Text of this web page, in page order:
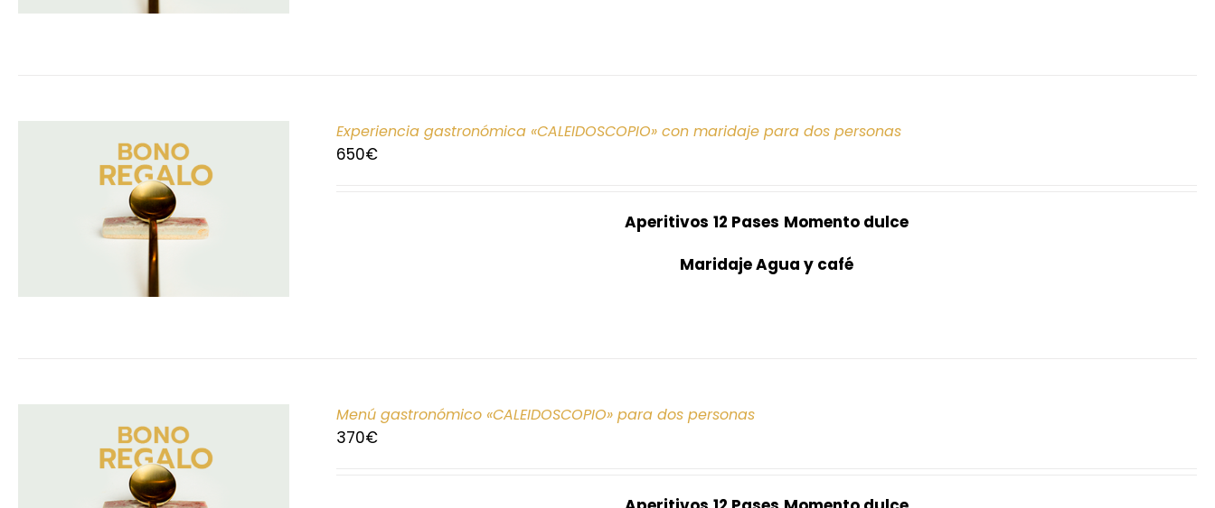
Experiencia gastronómica «CALEIDOSCOPIO» con maridaje para dos personas
650€
Aperitivos 12 Pases Momento dulce
Maridaje Agua y café
Menú gastronómico «CALEIDOSCOPIO» para dos personas
370€